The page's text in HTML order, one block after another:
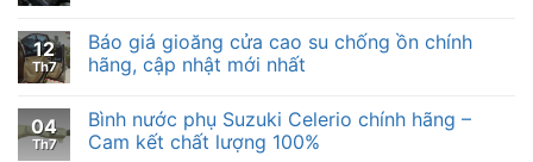
12
Th7
Báo giá gioăng cửa cao su chống ồn chính
hãng, cập nhật mới nhất
04
Th7
Bình nước phụ Suzuki Celerio chính hãng –
Cam kết chất lượng 100%